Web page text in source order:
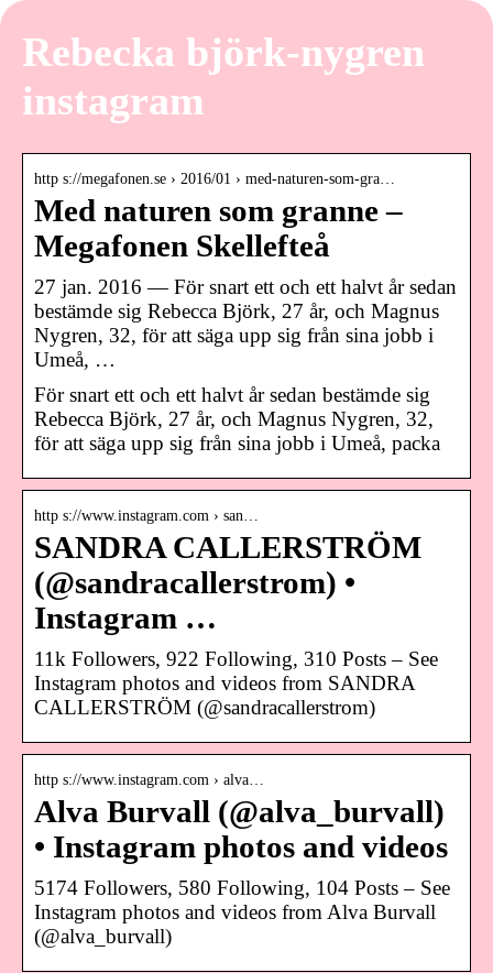
Rebecka björk-nygren
instagram
http s://megafonen.se › 2016/01 › med-naturen-som-gra…
Med naturen som granne –
Megafonen Skellefteå
27 jan. 2016 — För snart ett och ett halvt år sedan
bestämde sig Rebecca Björk, 27 år, och Magnus
Nygren, 32, för att säga upp sig från sina jobb i
Umeå, …
För snart ett och ett halvt år sedan bestämde sig
Rebecca Björk, 27 år, och Magnus Nygren, 32,
för att säga upp sig från sina jobb i Umeå, packa
http s://www.instagram.com › san…
SANDRA CALLERSTRÖM
(@sandracallerstrom) •
Instagram …
11k Followers, 922 Following, 310 Posts – See
Instagram photos and videos from SANDRA
CALLERSTRÖM (@sandracallerstrom)
http s://www.instagram.com › alva…
Alva Burvall (@alva_burvall)
• Instagram photos and videos
5174 Followers, 580 Following, 104 Posts – See
Instagram photos and videos from Alva Burvall
(@alva_burvall)